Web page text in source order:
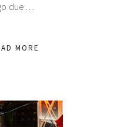
due…
MORE